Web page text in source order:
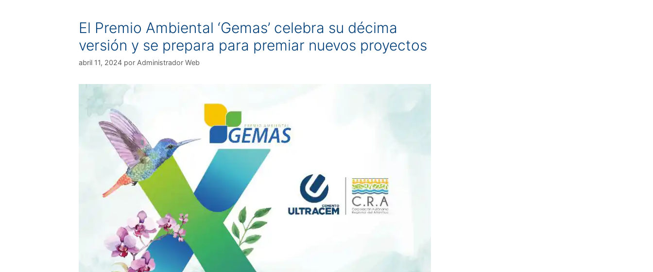
El Premio Ambiental ‘Gemas’ celebra su décima
versión y se prepara para premiar nuevos proyectos
abril 11, 2024 por Administrador Web